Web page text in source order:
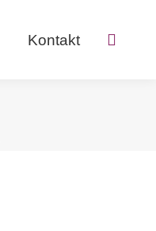
Kontakt Search: